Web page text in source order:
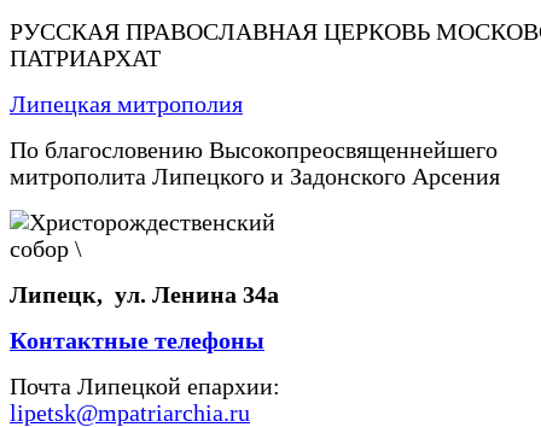
РУССКАЯ ПРАВОСЛАВНАЯ ЦЕРКОВЬ
ПАТРИАРХАТ
Липецкая митрополия
По благословению Высокопреосвященнейшего
митрополита Липецкого и Задонского Арсения
Липецк, ул. Ленина 34а
Контактные телефоны
Почта Липецкой епархии:
lipetsk@mpatriarchia.ru